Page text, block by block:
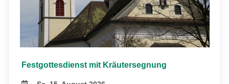
Festgottesdienst mit Kräutersegnung